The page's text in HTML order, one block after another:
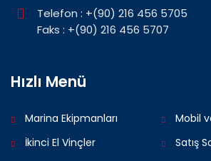
Telefon : +(90) 216 456 5705
Faks : +(90) 216 456 5707
Hızlı Menü
Marina Ekipmanları
Mobil
İkinci El Vinçler
Satış